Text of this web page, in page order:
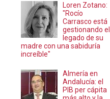
Loren Zotano:
"Rocío
Carrasco está
gestionando el
legado de su
madre con una sabiduría
increíble"
Almería en
Andalucía: el
PIB per cápita